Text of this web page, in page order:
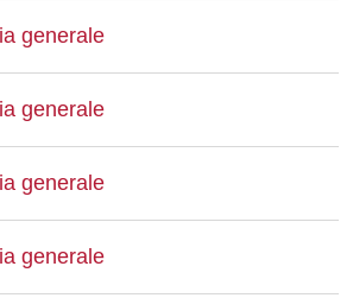
generale
generale
generale
generale